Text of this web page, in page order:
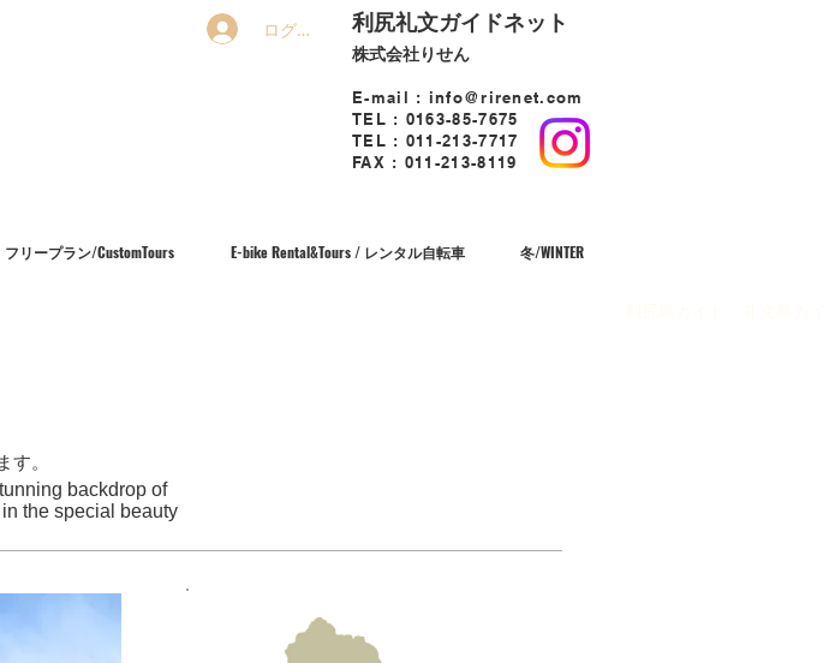
ログイン 利尻礼文ガイドネット
株式会社りせん
E-mail : info@rirenet.com
TEL : 0163-85-7675
TEL : 011-213-7717
FAX : 011-213-8119
。
backdrop of
the special beauty
フリープラン/CustomTours E-bike Rental&Tours / レンタル自転車 冬/WINTER